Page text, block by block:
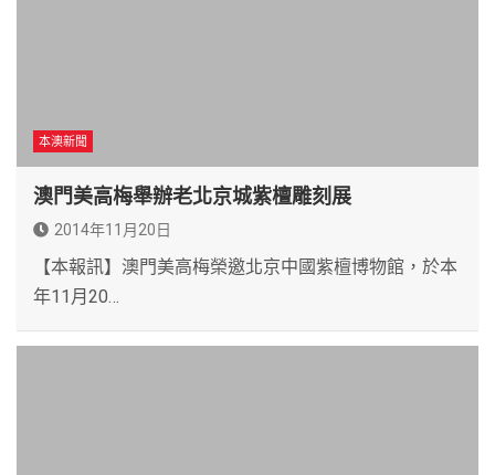
本澳新聞
澳門美高梅舉辦老北京城紫檀雕刻展
2014年11月20日
【本報訊】澳門美高梅榮邀北京中國紫檀博物館，於本
年11月20…